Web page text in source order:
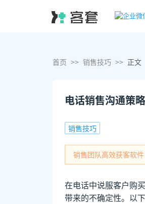
首页 >> 销售技巧 >> 正文
电话销售沟通策
销售技巧
销售团队高效获客软
在电话中说服客户购
带来的不确定性。以